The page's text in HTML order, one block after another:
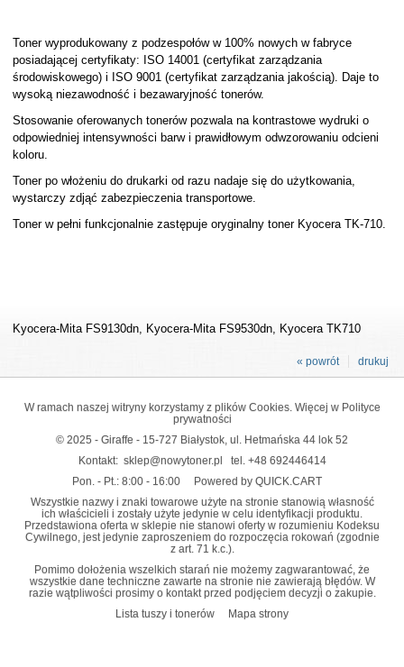
Toner wyprodukowany z podzespołów w 100% nowych w fabryce
posiadającej certyfikaty: ISO 14001 (certyfikat zarządzania
środowiskowego) i ISO 9001 (certyfikat zarządzania jakością). Daje to
wysoką niezawodność i bezawaryjność tonerów.
Stosowanie oferowanych tonerów pozwala na kontrastowe wydruki o
odpowiedniej intensywności barw i prawidłowym odwzorowaniu odcieni
koloru.
Toner po włożeniu do drukarki od razu nadaje się do użytkowania,
wystarczy zdjąć zabezpieczenia transportowe.
Toner w pełni funkcjonalnie zastępuje oryginalny toner Kyocera TK-710.
Kyocera-Mita FS9130dn, Kyocera-Mita FS9530dn, Kyocera TK710
drukuj
« powrót
W ramach naszej witryny korzystamy z plików Cookies. Więcej w Polityce
prywatności
© 2025 - Giraffe - 15-727 Białystok, ul. Hetmańska 44 lok 52
Kontakt: sklep@nowytoner.pl tel. +48 692446414
Pon. - Pt.: 8:00 - 16:00
Powered by QUICK.CART
Wszystkie nazwy i znaki towarowe użyte na stronie stanowią własność
ich właścicieli i zostały użyte jedynie w celu identyfikacji produktu.
Przedstawiona oferta w sklepie nie stanowi oferty w rozumieniu Kodeksu
Cywilnego, jest jedynie zaproszeniem do rozpoczęcia rokowań (zgodnie
z art. 71 k.c.).
Pomimo dołożenia wszelkich starań nie możemy zagwarantować, że
wszystkie dane techniczne zawarte na stronie nie zawierają błędów. W
razie wątpliwości prosimy o kontakt przed podjęciem decyzji o zakupie.
Lista tuszy i tonerów
Mapa strony